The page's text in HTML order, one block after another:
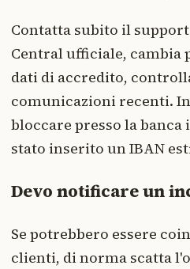
Contatta subito il
Central ufficiale, cambia
dati di accredito,
comunicazioni recenti.
bloccare presso la banca
stato inserito un IBAN
Devo notificare un
Se potrebbero essere
clienti, di norma scatta